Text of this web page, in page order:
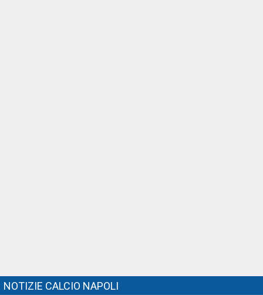
NOTIZIE CALCIO NAPOLI